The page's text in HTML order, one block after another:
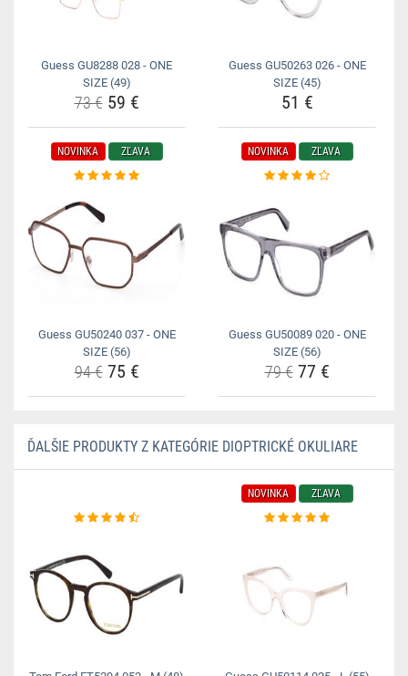
Guess GU8288 028 - ONE
SIZE (49)
73 €59 €
Guess GU50263 026 - ONE
SIZE (45)
51 €
NOVINKA ZĽAVA
Guess GU50240 037 - ONE
SIZE (56)
94 €75 €
NOVINKA ZĽAVA
Guess GU50089 020 - ONE
SIZE (56)
79 €77 €
ĎALŠIE PRODUKTY Z KATEGÓRIE DIOPTRICKÉ OKULIARE
NOVINKA ZĽAVA